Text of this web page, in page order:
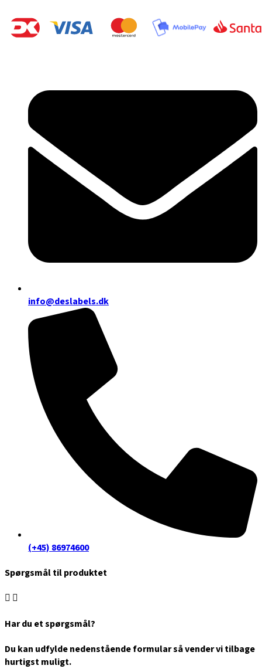
info@deslabels.dk
(+45) 86974600
Spørgsmål til produktet
Har du et spørgsmål?
Du kan udfylde nedenstående formular så vender vi tilbage
hurtigst muligt.